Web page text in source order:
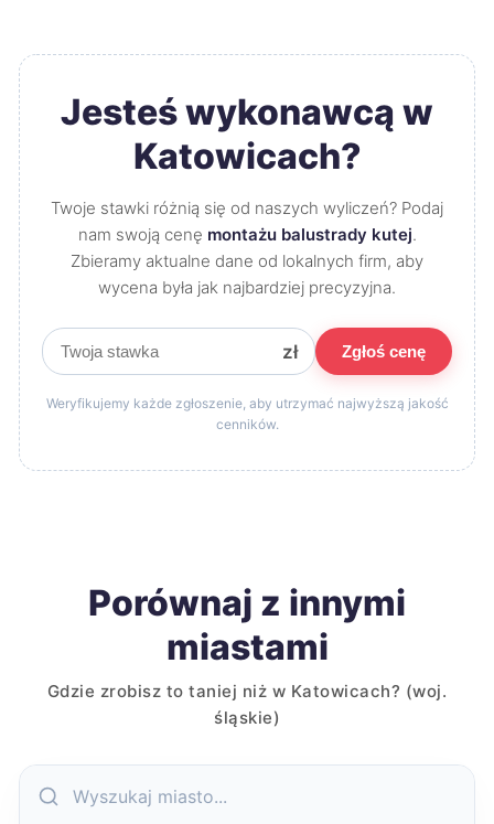
Jesteś wykonawcą w
Katowicach?
Twoje stawki różnią się od naszych wyliczeń? Podaj
nam swoją cenę montażu balustrady kutej.
Zbieramy aktualne dane od lokalnych firm, aby
wycena była jak najbardziej precyzyjna.
zł Zgłoś cenę
Weryfikujemy każde zgłoszenie, aby utrzymać najwyższą jakość
cenników.
Porównaj z innymi
miastami
Gdzie zrobisz to taniej niż w Katowicach? (woj.
śląskie)